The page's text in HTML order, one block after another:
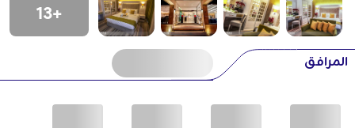
+13
المرافق